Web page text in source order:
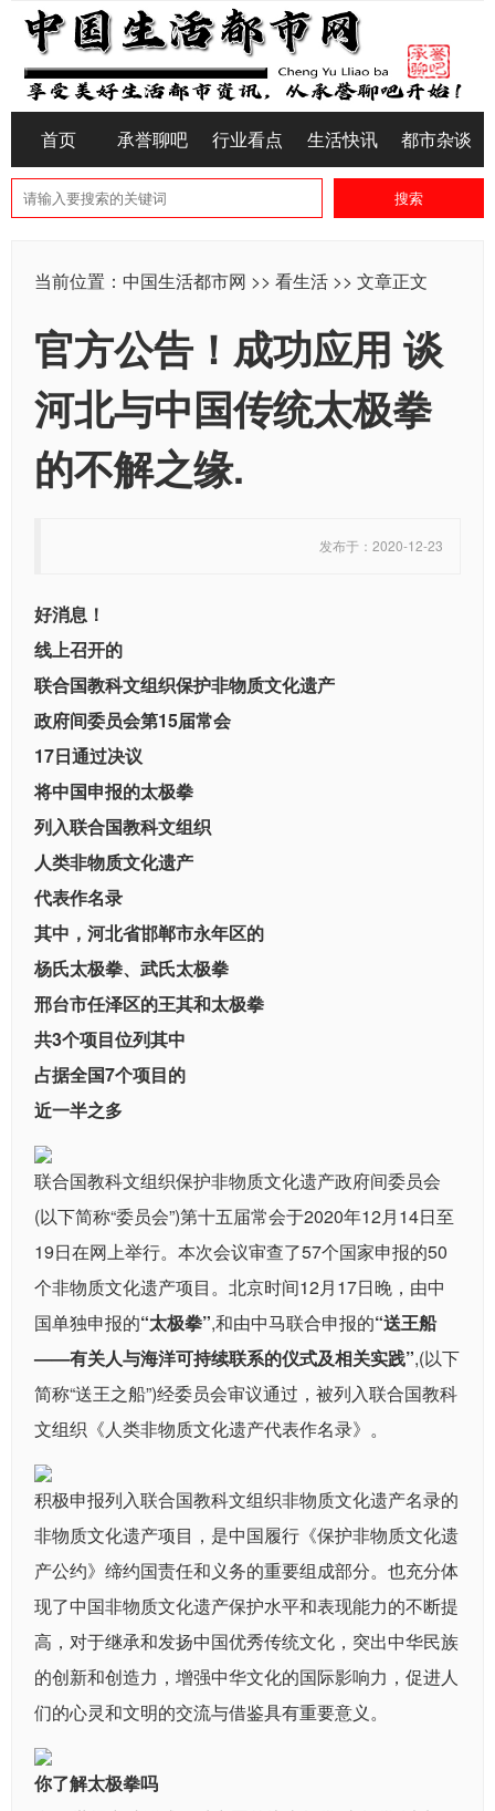
首页 承誉聊吧 行业看点 生活快讯 都市杂谈
当前位置： 中国生活都市网 >> 看生活 >> 文章正文
官方公告！成功应用 谈
河北与中国传统太极拳
的不解之缘.
发布于：2020-12-23
好消息！
线上召开的
联合国教科文组织保护非物质文化遗产
政府间委员会第15届常会
17日通过决议
将中国申报的太极拳
列入联合国教科文组织
人类非物质文化遗产
代表作名录
其中，河北省邯郸市永年区的
杨氏太极拳、武氏太极拳
邢台市任泽区的王其和太极拳
共3个项目位列其中
占据全国7个项目的
近一半之多
联合国教科文组织保护非物质文化遗产政府间委员会
(以下简称“委员会”)第十五届常会于2020年12月14日至
19日在网上举行。本次会议审查了57个国家申报的50
个非物质文化遗产项目。北京时间12月17日晚，由中
国单独申报的“太极拳”,和由中马联合申报的“送王船
——有关人与海洋可持续联系的仪式及相关实践”,(以下
简称“送王之船”)经委员会审议通过，被列入联合国教科
文组织《人类非物质文化遗产代表作名录》。
积极申报列入联合国教科文组织非物质文化遗产名录的
非物质文化遗产项目，是中国履行《保护非物质文化遗
产公约》缔约国责任和义务的重要组成部分。也充分体
现了中国非物质文化遗产保护水平和表现能力的不断提
高，对于继承和发扬中国优秀传统文化，突出中华民族
的创新和创造力，增强中华文化的国际影响力，促进人
们的心灵和文明的交流与借鉴具有重要意义。
你了解太极拳吗